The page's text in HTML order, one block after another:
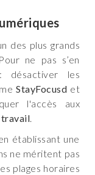
des plus grands
ne pas s’en
désactiver les
StayFocusd et
l'accès aux
travail.
établissant une
ne méritent pas
plages horaires